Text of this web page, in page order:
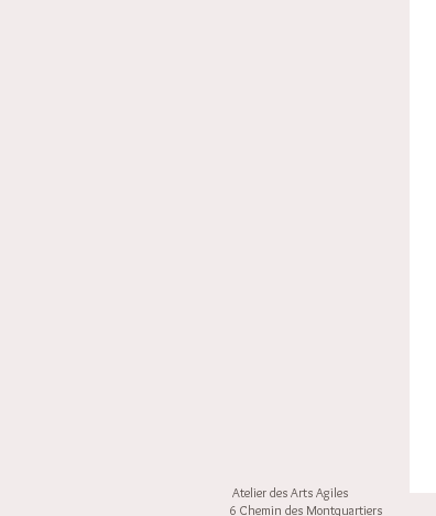
Atelier des Arts Agiles
6 Chemin des Montquartiers